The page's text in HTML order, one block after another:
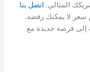
المثالي. اتصل بنا
سعر لا يمكنك رفضه.
إلى فرصة جديدة مع